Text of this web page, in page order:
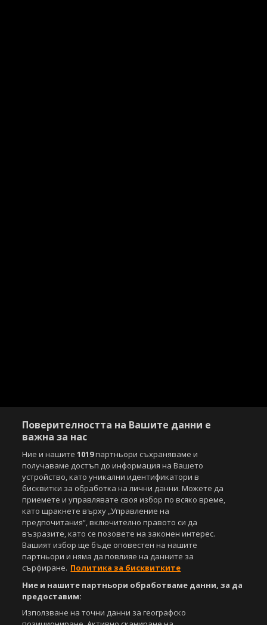
Copyright © 2007-2026 Агенция Спортал. Всички права запазени.
Този уебсайт е собственост наSportal Media Group
За нас Екип За рекламa
Общи условия
Етични правила на НСС
Лични данни
Управление на предпочитания
Съдържанието на този уеб сайт и технологиите, използвани в него, са
под закрила на Закона за авторското право и сродните му права.
Всички статии, репортажи, интервюта и други текстови, графични и
видео материали, публикувани в сайта, са собственост на Агенция
Спортал, освен ако изрично е посочено друго. Допуска се
Агенция Спортал, посочване на източника и добавяне на линк към
Поверителността на Вашите данни е
важна за нас
Ние и нашите1019партньори съхраняваме и
получаваме достъп до информация на Вашето
устройство, като уникални идентификатори в
бисквитки за обработка на лични данни. Можете да
приемете и управлявате своя избор по всяко време,
като щракнете върху „Управление на
предпочитания“, включително правото си да
възразите, като се позовете на законен интерес.
Вашият избор ще бъде оповестен на нашите
партньори и няма да повлияе на данните за
сърфиране. Политика за бисквитките
Ние и нашите партньори обработваме данни, за да
предоставим:
Използване на точни данни за географско